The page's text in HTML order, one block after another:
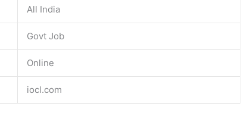
All India
Govt Job
Online
iocl.com